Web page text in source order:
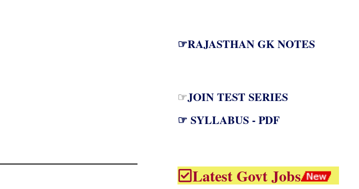
☞RAJASTHAN GK NOTES
☞JOIN TEST SERIES
☞ SYLLABUS - PDF
Latest Govt Jobs